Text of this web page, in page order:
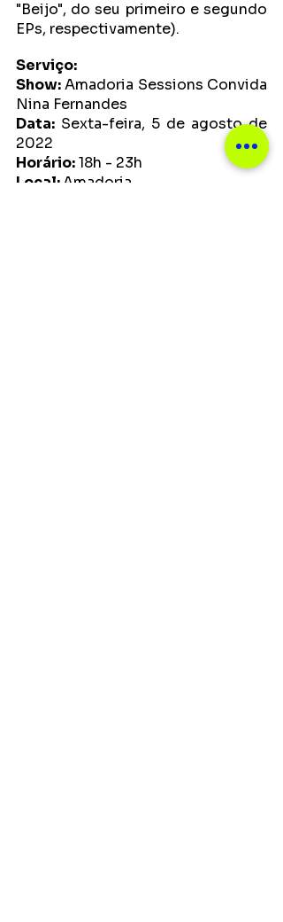
"Beijo", do seu primeiro e segundo
EPs, respectivamente).
Serviço:
Show: Amadoria Sessions Convida
Nina Fernandes
Data: Sexta-feira, 5 de agosto de
2022
Horário: 18h - 23h
Local: Amadoria